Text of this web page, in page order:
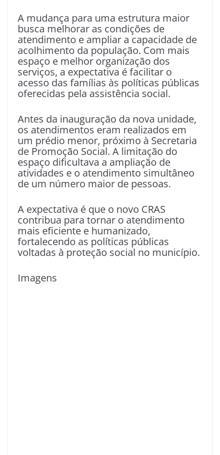
A mudança para uma estrutura maior
busca melhorar as condições de
atendimento e ampliar a capacidade de
acolhimento da população. Com mais
espaço e melhor organização dos
serviços, a expectativa é facilitar o
acesso das famílias às políticas públicas
oferecidas pela assistência social.
Antes da inauguração da nova unidade,
os atendimentos eram realizados em
um prédio menor, próximo à Secretaria
de Promoção Social. A limitação do
espaço dificultava a ampliação de
atividades e o atendimento simultâneo
de um número maior de pessoas.
A expectativa é que o novo CRAS
contribua para tornar o atendimento
mais eficiente e humanizado,
fortalecendo as políticas públicas
voltadas à proteção social no município.
Imagens